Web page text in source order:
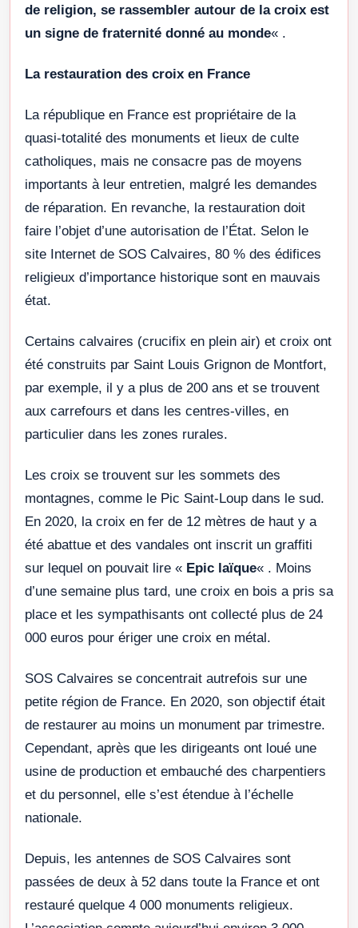
de religion, se rassembler autour de la croix est
un signe de fraternité donné au monde« .
La restauration des croix en France
La république en France est propriétaire de la
quasi-totalité des monuments et lieux de culte
catholiques, mais ne consacre pas de moyens
importants à leur entretien, malgré les demandes
de réparation. En revanche, la restauration doit
faire l’objet d’une autorisation de l’État. Selon le
site Internet de SOS Calvaires, 80 % des édifices
religieux d’importance historique sont en mauvais
état.
Certains calvaires (crucifix en plein air) et croix ont
été construits par Saint Louis Grignon de Montfort,
par exemple, il y a plus de 200 ans et se trouvent
aux carrefours et dans les centres-villes, en
particulier dans les zones rurales.
Les croix se trouvent sur les sommets des
montagnes, comme le Pic Saint-Loup dans le sud.
En 2020, la croix en fer de 12 mètres de haut y a
été abattue et des vandales ont inscrit un graffiti
sur lequel on pouvait lire « Epic laïque« . Moins
d’une semaine plus tard, une croix en bois a pris sa
place et les sympathisants ont collecté plus de 24
000 euros pour ériger une croix en métal.
SOS Calvaires se concentrait autrefois sur une
petite région de France. En 2020, son objectif était
de restaurer au moins un monument par trimestre.
Cependant, après que les dirigeants ont loué une
usine de production et embauché des charpentiers
et du personnel, elle s’est étendue à l’échelle
nationale.
Depuis, les antennes de SOS Calvaires sont
passées de deux à 52 dans toute la France et ont
restauré quelque 4 000 monuments religieux.